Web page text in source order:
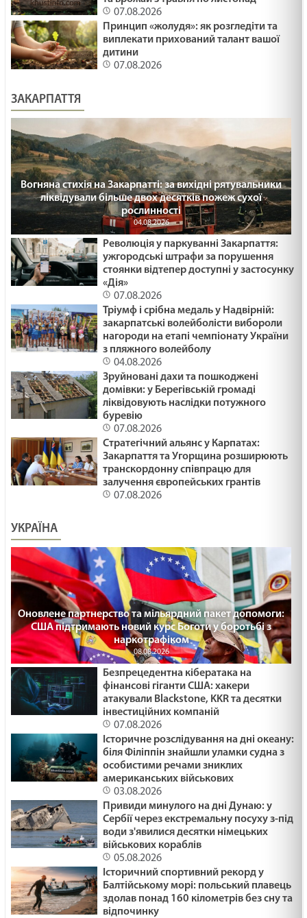
ВІДВОЛІКАННЯ І БАЙДУЖІСТЬ /1444/ Майтеся
файно
05.02.2025
05.02.2025
ПОТІМ ЗРОЗУМІЄМО /1492/ Майтеся файно
03.02.2025
Біблія-книга зустрічі
03.02.2025
Зустрітись для стосунків. Лк 2:22-40. Стрітеня
03.02.2025
ДУХОВНИЙ ЕКВАЛАЙЗЕР /1491/ Майтеся файно
03.02.2025
ДОРОГОЮ СМЕРТІ /1490/ Майтеся файно
03.02.2025
ПРИЩ НА НОСІ /1489/ Майтеся файно
НЕСТЕРПНЕ МОВЧАННЯ /1488/ Майтеся файно
29.01.2025
ПЛАСТИКОВІ ФЛАМІНГО /1488/ Майтеся файно
29.01.2025
ПРИКРІ ЛЮДИ /1487/ Майтеся файно
29.01.2025
Що воно могло бути? Лк18:35-43. 36 - а неділя
по ЗСД.
29.01.2025
МОЛИТВА І ПРИБИРАННЯ /1486/ Майтеся
файно
29.01.2025
СТАТИ СВЯТИМ /1485/ Майтеся файно
29.01.2025
07.08.2026
Принцип «жолудя»: як розгледіти та
виплекати прихований талант вашої
дитини
07.08.2026
ЗАКАРПАТТЯ
Вогняна стихія на Закарпатті: за вихідні рятувальники
ліквідували більше двох десятків пожеж сухої
рослинності
04.08.2026
Революція у паркуванні Закарпаття:
ужгородські штрафи за порушення
стоянки відтепер доступні у застосунку
«Дія»
07.08.2026
Тріумф і срібна медаль у Надвірній:
закарпатські волейболісти вибороли
нагороди на етапі чемпіонату України
з пляжного волейболу
04.08.2026
Зруйновані дахи та пошкоджені
домівки: у Берегівській громаді
ліквідовують наслідки потужного
буревію
07.08.2026
Стратегічний альянс у Карпатах:
Закарпаття та Угорщина розширюють
транскордонну співпрацю для
залучення європейських грантів
07.08.2026
УКРАЇНА
Оновлене партнерство та мільярдний пакет допомоги:
США підтримають новий курс Боготи у боротьбі з
наркотрафіком
08.08.2026
Безпрецедентна кібератака на
фінансові гіганти США: хакери
атакували Blackstone, KKR та десятки
інвестиційних компаній
07.08.2026
Історичне розслідування на дні океану:
біля Філіппін знайшли уламки судна з
особистими речами зниклих
американських військових
03.08.2026
Привиди минулого на дні Дунаю: у
Сербії через екстремальну посуху з-під
води з'явилися десятки німецьких
військових кораблів
05.08.2026
Історичний спортивний рекорд у
Балтійському морі: польський плавець
здолав понад 160 кілометрів без сну та
відпочинку